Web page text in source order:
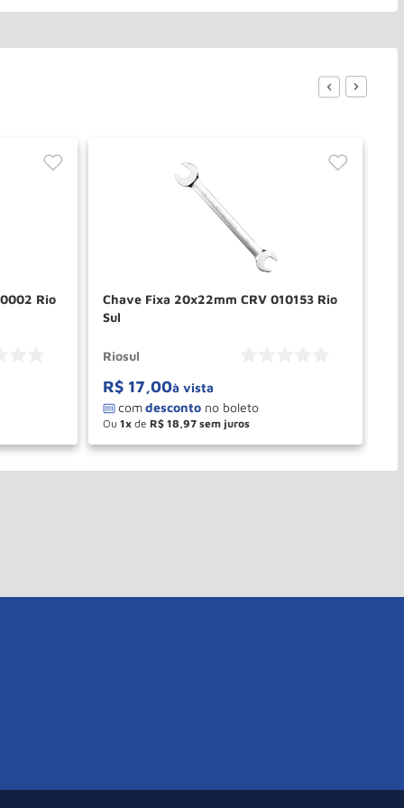
Rio
Chave Fixa 20x22mm CRV 010153 Rio
Sul
Riosul
R$ 17,00à vista
Ou 1 de R$ 18,97
＋
－ COMPRAR